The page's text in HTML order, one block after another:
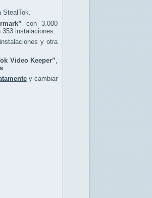
StealTok.
con 3.000
353 instalaciones.
y otra
Video Keeper”
y cambiar